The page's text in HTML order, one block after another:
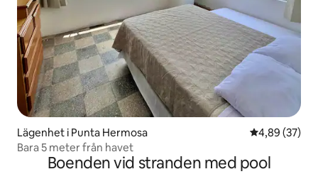
Lägenhet i Punta Hermosa 4,89 av 5 i
4,89 (37)
Bara 5 meter från havet
Boenden vid stranden med pool